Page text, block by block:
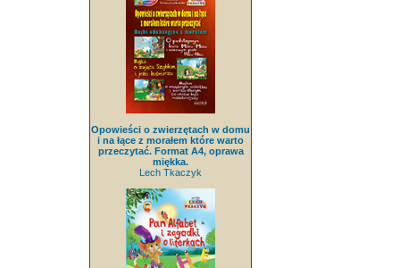
Opowieści o zwierzętach w domu
i na łące z morałem które warto
przeczytać. Format A4, oprawa
miękka.
Lech Tkaczyk